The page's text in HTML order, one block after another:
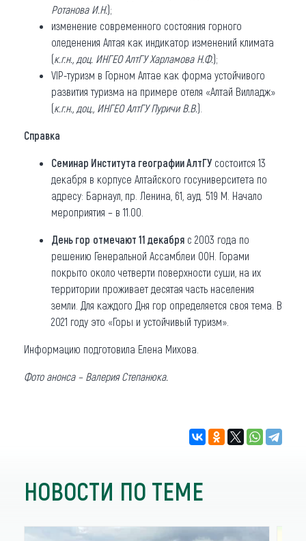
Ротанова И.Н.);
изменение современного состояния горного
оледенения Алтая как индикатор изменений климата
(к.г.н., доц. ИНГЕО АлтГУ Харламова Н.Ф.);
VIP-туризм в Горном Алтае как форма устойчивого
развития туризма на примере отеля «Алтай Вилладж»
(к.г.н., доц., ИНГЕО АлтГУ Пуричи В.В.).
Справка
Семинар Института географии АлтГУ состоится 13
декабря в корпусе Алтайского госуниверситета по
адресу: Барнаул, пр. Ленина, 61, ауд. 519 М. Начало
мероприятия – в 11.00.
День гор отмечают 11 декабря с 2003 года по
решению Генеральной Ассамблеи ООН. Горами
покрыто около четверти поверхности суши, на их
территории проживает десятая часть населения
земли. Для каждого Дня гор определяется своя тема. В
2021 году это «Горы и устойчивый туризм».
Информацию подготовила Елена Михова.
Фото анонса – Валерия Степанюка.
НОВОСТИ ПО ТЕМЕ